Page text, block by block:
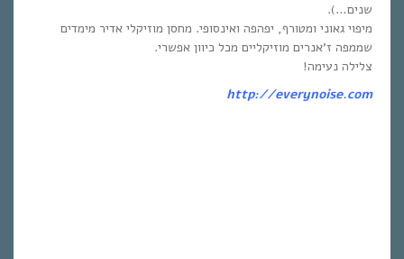
שנים…).
מיפוי גאוני ומטורף, יפהפה ואינסופי. מחסן מוזיקלי אדיר מימדים
שממפה ז’אנרים מוזיקליים מכל כיוון אפשרי.
צלילה נעימה!
http://everynoise.com